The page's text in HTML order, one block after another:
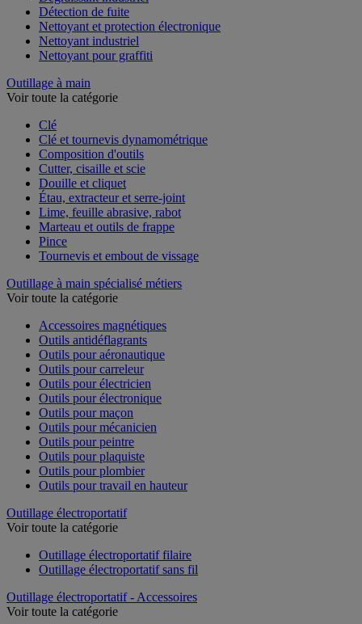
Détection de fuite
Nettoyant et protection électronique
Nettoyant industriel
Nettoyant pour graffiti
Outillage à main
Voir toute la catégorie
Clé
Clé et tournevis dynamométrique
Composition d'outils
Cutter, cisaille et scie
Douille et cliquet
Étau, extracteur et serre-joint
Lime, feuille abrasive, rabot
Marteau et outils de frappe
Pince
Tournevis et embout de vissage
Outillage à main spécialisé métiers
Voir toute la catégorie
Accessoires magnétiques
Outils antidéflagrants
Outils pour aéronautique
Outils pour carreleur
Outils pour électricien
Outils pour électronique
Outils pour maçon
Outils pour mécanicien
Outils pour peintre
Outils pour plaquiste
Outils pour plombier
Outils pour travail en hauteur
Outillage électroportatif
Voir toute la catégorie
Outillage électroportatif filaire
Outillage électroportatif sans fil
Outillage électroportatif - Accessoires
Voir toute la catégorie